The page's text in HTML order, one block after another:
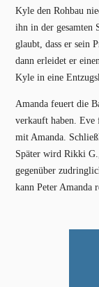
Kyle den Rohbau
ihn in der gesamten
glaubt, dass er sein
dann erleidet er
Kyle in eine
Amanda feuert die
verkauft haben. Eve
mit Amanda.
Später wird Rikki
gegenüber
kann Peter Amanda